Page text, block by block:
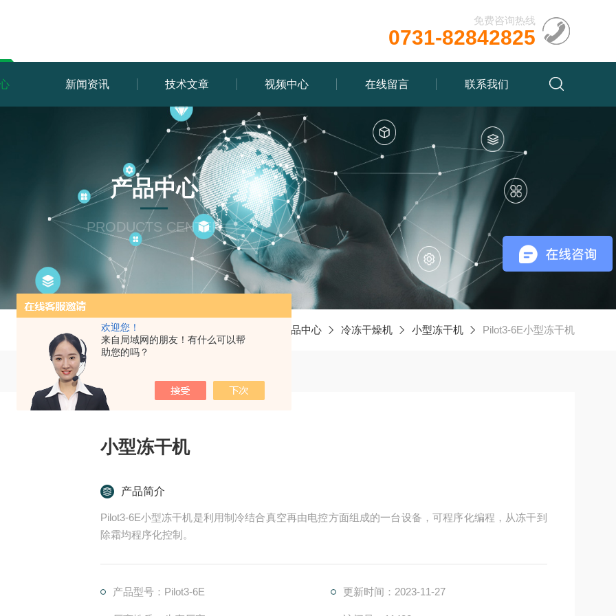
欢迎您！
来自局域网的朋友！有什么可以帮
助您的吗？
免费咨询热线
0731-82842825
新闻资讯 技术文章 视频中心 在线留言 联系我们
产品中心
PRODUCTS CENTER
产品中心 冷冻干燥机 小型冻干机 Pilot3-6E小型冻干机
小型冻干机
产品简介
Pilot3-6E小型冻干机是利用制冷结合真空再由电控方面组成的一台设备，可程序化编程，从冻干到
除霜均程序化控制。
产品型号：Pilot3-6E 更新时间：2023-11-27